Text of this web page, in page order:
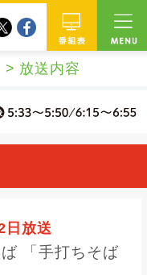
twitterfacebook
放送内容
日放送
「手打ちそば